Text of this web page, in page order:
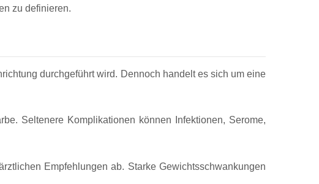
zu definieren.
durchgeführt wird. Dennoch handelt es sich um eine
Seltenere Komplikationen können Infektionen, Serome,
Empfehlungen ab. Starke Gewichtsschwankungen